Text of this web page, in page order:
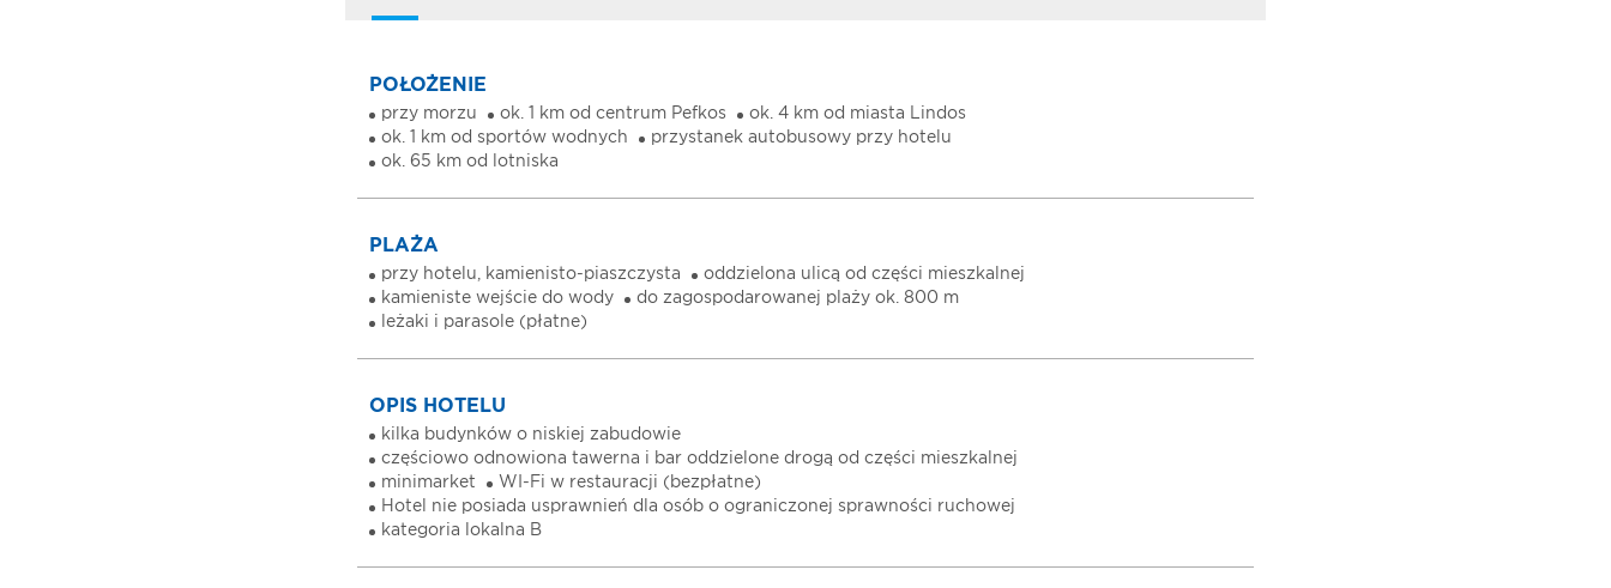
POŁOŻENIE
przy morzu ok. 1 km od centrum Pefkos
ok. 4 km od miasta Lindos
ok. 1 km od sportów wodnych
przystanek autobusowy przy hotelu
ok. 65 km od lotniska
PLAŻA
przy hotelu, kamienisto-piaszczysta
oddzielona ulicą od części mieszkalnej
kamieniste wejście do wody
do zagospodarowanej plaży ok. 800 m
leżaki i parasole (płatne)
OPIS HOTELU
kilka budynków o niskiej zabudowie
częściowo odnowiona tawerna i bar oddzielone drogą od części mieszkalnej
minimarket
WI-Fi w restauracji (bezpłatne)
Hotel nie posiada usprawnień dla osób o ograniczonej sprawności ruchowej
kategoria lokalna B